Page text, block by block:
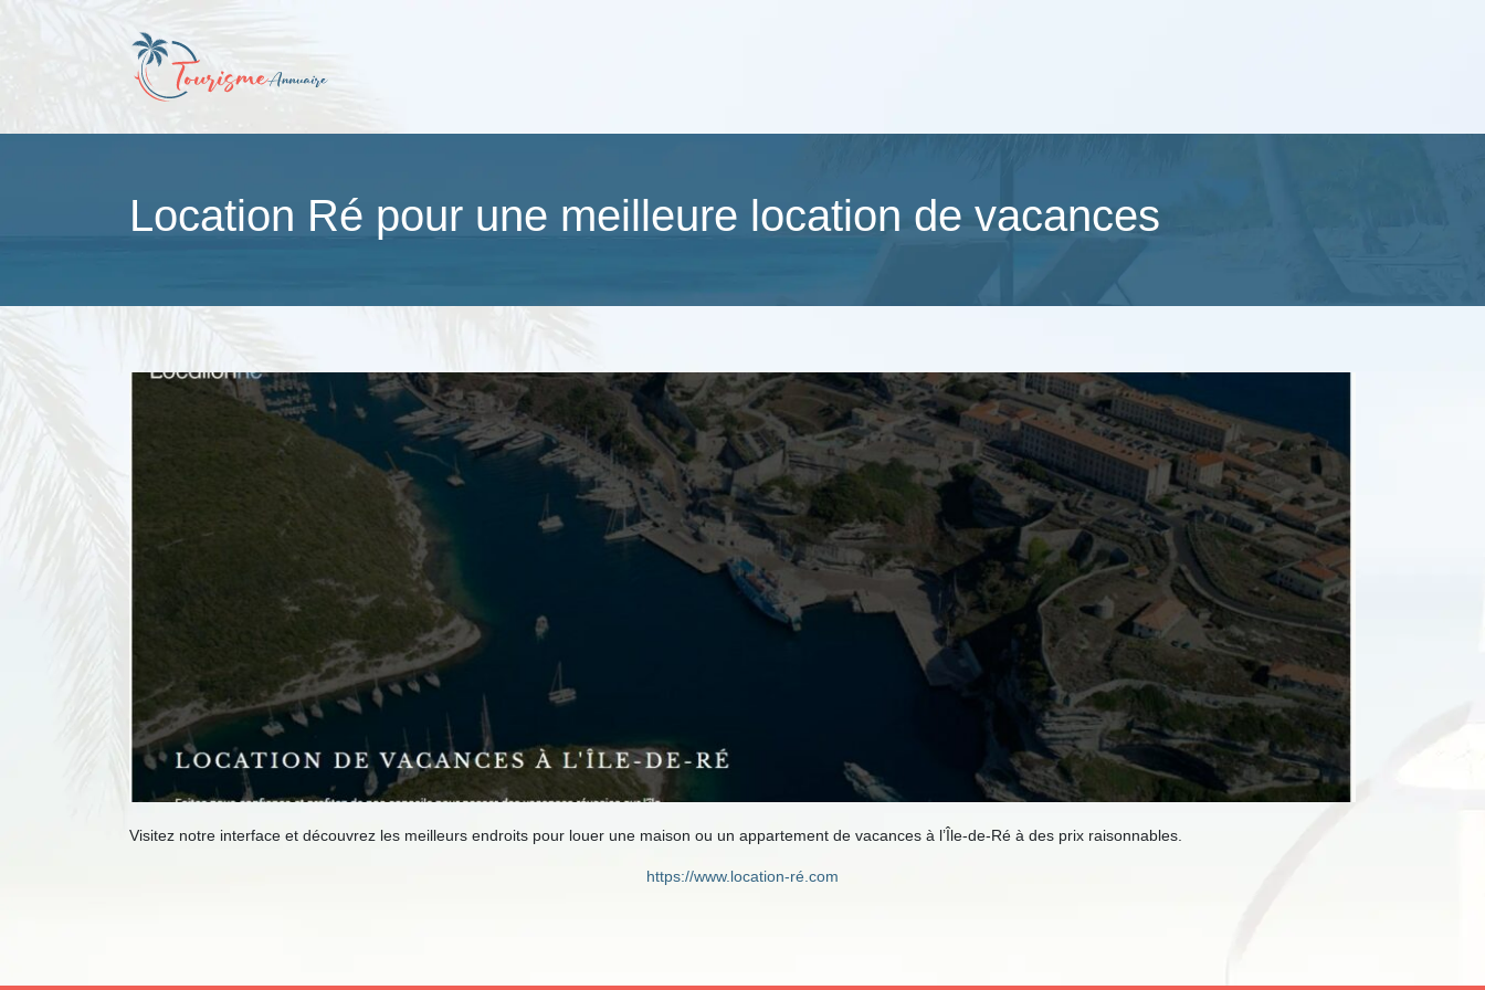
Location Ré pour une meilleure location de vacances
Visitez notre interface et découvrez les meilleurs endroits pour louer une maison ou un appartement de vacances à l’Île-de-Ré à des prix raisonnables.
https://www.location-ré.com